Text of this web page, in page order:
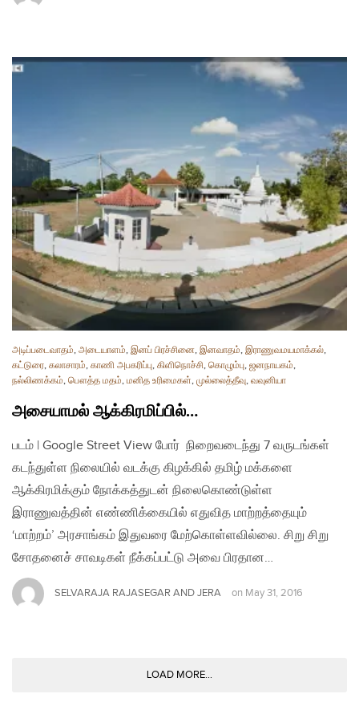
அடிப்படைவாதம், அடையாளம், இனப் பிரச்சினை, இனவாதம், இராணுவமயமாக்கல்,
கட்டுரை, கலாசாரம், காணி அபகரிப்பு, கிளிநொச்சி, கொழும்பு, ஜனநாயகம்,
நல்லிணக்கம், பௌத்த மதம், மனித உரிமைகள், முல்லைத்தீவு, வவுனியா
அசையாமல் ஆக்கிரமிப்பில்…
படம் | Google Street View போர் நிறைவடைந்து 7 வருடங்கள்
கடந்துள்ள நிலையில் வடக்கு கிழக்கில் தமிழ் மக்களை
ஆக்கிரமிக்கும் நோக்கத்துடன் நிலைகொண்டுள்ள
இராணுவத்தின் எண்ணிக்கையில் எதுவித மாற்றத்தையும்
‘மாற்றம்’ அரசாங்கம் இதுவரை மேற்கொள்ளவில்லை. சிறு சிறு
சோதனைச் சாவடிகள் நீக்கப்பட்டு அவை பிரதான…
SELVARAJA RAJASEGAR AND JERA on May 31, 2016
LOAD MORE...